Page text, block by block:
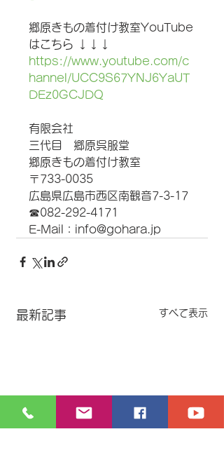
郷原きもの着付け教室YouTube
はこちら ↓↓↓
https://www.youtube.com/c
hannel/UCC9S67YNJ6YaUT
DEz0GCJDQ
有限会社
三代目　郷原呉服堂
郷原きもの着付け教室
〒733-0035
広島県広島市西区南観音7-3-17
☎︎082-292-4171
E-Mail：info@gohara.jp
最新記事 すべて表示